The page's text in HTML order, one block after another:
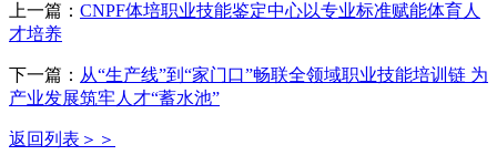
上一篇： CNPF体培职业技能鉴定中心以专业标准赋能体育人
才培养
下一篇： 从“生产线”到“家门口”畅联全领域职业技能培训链 为
产业发展筑牢人才“蓄水池”
返回列表＞＞